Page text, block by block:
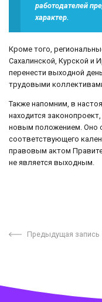
работодателей
характер.
Кроме того,
Сахалинской, Курской и
перенести выходной
трудовыми
Также напомним, в
находится
новым положением. Оно
соответствующего
правовым актом
не является выходным.
Предыдущая запись